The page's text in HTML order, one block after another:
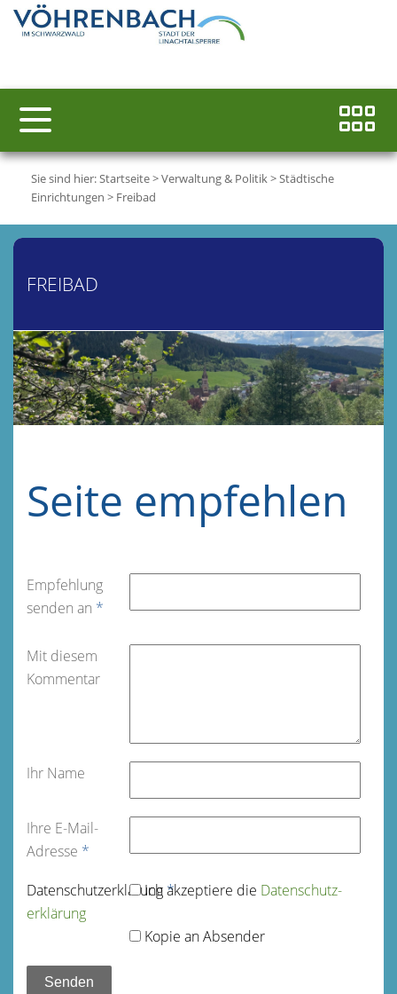
Sie sind hier:Startseite>Verwaltung & Politik>Städtische
Einrichtungen > Freibad
FREIBAD
Seite empfehlen
Empfehlung
senden an *
Mit diesem
Kommentar
Ihr Name
Ihre E-Mail-
Adresse *
Datenschutz­erklärung*
Ich akzeptiere die Datenschutz­
erklärung
Kopie an Absender